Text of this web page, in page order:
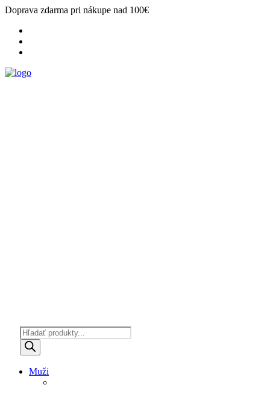
Doprava zdarma pri nákupe nad 100€
Products
search
Muži